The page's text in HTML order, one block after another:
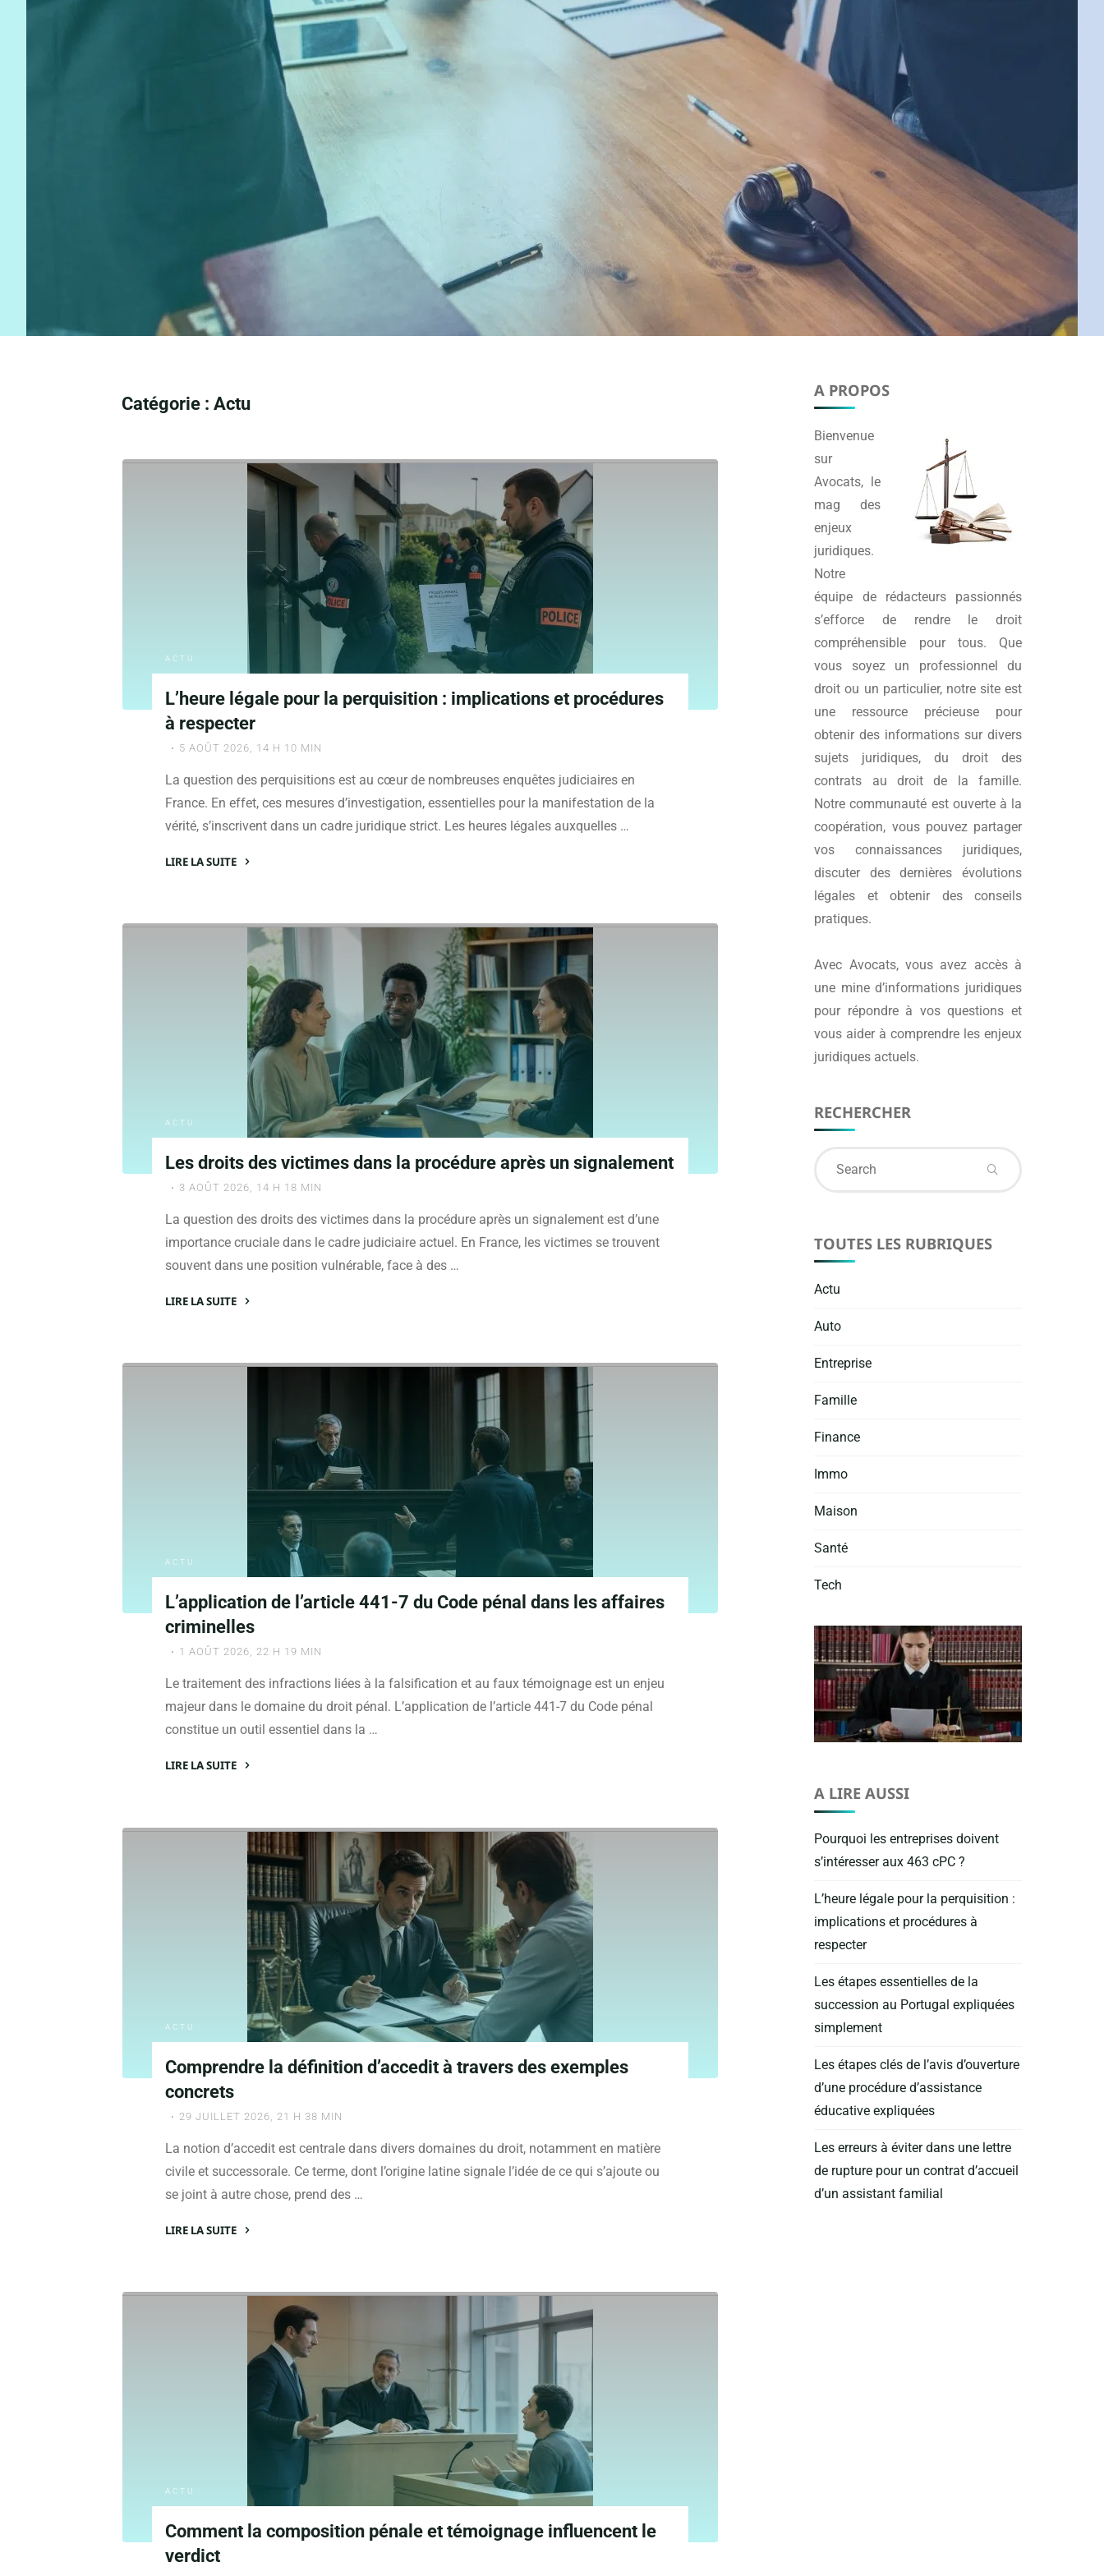
Catégorie : Actu
ACTU
L’heure légale pour la perquisition : implications et procédures
à respecter
5 AOÛT 2026, 14 H 10 MIN
La question des perquisitions est au cœur de nombreuses enquêtes judiciaires en
France. En effet, ces mesures d’investigation, essentielles pour la manifestation de la
vérité, s’inscrivent dans un cadre juridique strict. Les heures légales auxquelles …
LIRE LA SUITE
pour
ACTU
Les droits des victimes dans la procédure après un signalement
3 AOÛT 2026, 14 H 18 MIN
La question des droits des victimes dans la procédure après un signalement est d’une
importance cruciale dans le cadre judiciaire actuel. En France, les victimes se trouvent
souvent dans une position vulnérable, face à des …
LIRE LA SUITE
des
ACTU
L’application de l’article 441-7 du Code pénal dans les affaires
criminelles
1 AOÛT 2026, 22 H 19 MIN
Le traitement des infractions liées à la falsification et au faux témoignage est un enjeu
majeur dans le domaine du droit pénal. L’application de l’article 441-7 du Code pénal
constitue un outil essentiel dans la …
LIRE LA SUITE
l’article
criminelles"
ACTU
Comprendre la définition d’accedit à travers des exemples
concrets
29 JUILLET 2026, 21 H 38 MIN
La notion d’accedit est centrale dans divers domaines du droit, notamment en matière
civile et successorale. Ce terme, dont l’origine latine signale l’idée de ce qui s’ajoute ou
se joint à autre chose, prend des …
LIRE LA SUITE
définition
ACTU
Comment la composition pénale et témoignage influencent le
verdict
A PROPOS
Bienvenue
sur
Avocats, le
mag des
enjeux
juridiques.
Notre
équipe de rédacteurs passionnés
s’efforce de rendre le droit
compréhensible pour tous. Que
vous soyez un professionnel du
droit ou un particulier, notre site est
une ressource précieuse pour
obtenir des informations sur divers
sujets juridiques, du droit des
contrats au droit de la famille.
Notre communauté est ouverte à la
coopération, vous pouvez partager
vos connaissances juridiques,
discuter des dernières évolutions
légales et obtenir des conseils
pratiques.
Avec Avocats, vous avez accès à
une mine d’informations juridiques
pour répondre à vos questions et
vous aider à comprendre les enjeux
juridiques actuels.
RECHERCHER
TOUTES LES RUBRIQUES
Actu
Auto
Entreprise
Famille
Finance
Immo
Maison
Santé
Tech
A LIRE AUSSI
Pourquoi les entreprises doivent
s’intéresser aux 463 cPC ?
L’heure légale pour la perquisition :
implications et procédures à
respecter
Les étapes essentielles de la
succession au Portugal expliquées
simplement
Les étapes clés de l’avis d’ouverture
d’une procédure d’assistance
éducative expliquées
Les erreurs à éviter dans une lettre
de rupture pour un contrat d’accueil
d’un assistant familial